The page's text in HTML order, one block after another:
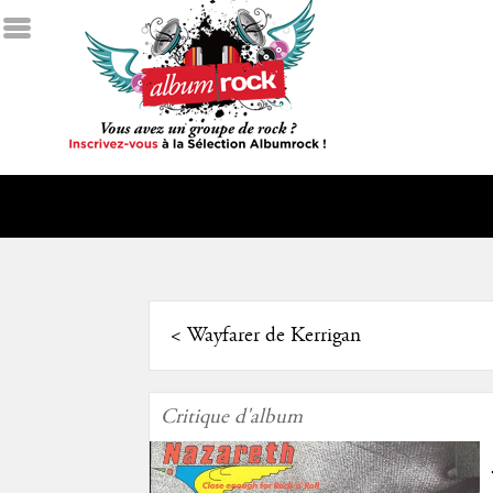
< Wayfarer de Kerrigan
Critique d'album